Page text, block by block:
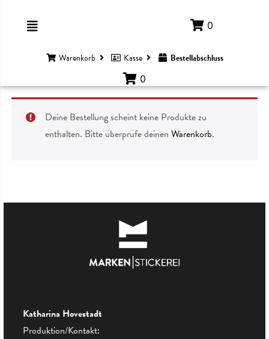
0
Warenkorb Kasse Bestellabschluss
0
Deine Bestellung scheint keine Produkte zu
enthalten. Bitte überprüfe deinen Warenkorb.
Katharina Hovestadt
Produktion/Kontakt: